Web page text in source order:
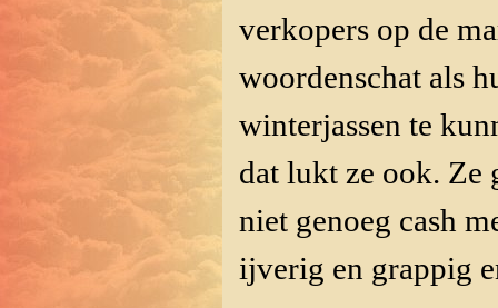
verkopers op de
woordenschat als
winterjassen te
dat lukt ze ook. Ze
niet genoeg cash
ijverig en grappig